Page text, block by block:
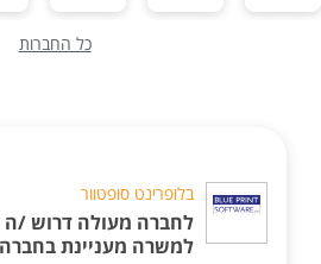
כל החברות
בלופרינט סופטוור
לחברה מעולה דרוש /
למשרה מעניינת